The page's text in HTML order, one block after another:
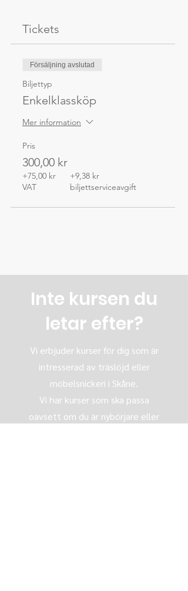
Tickets
Försäljning avslutad
Biljettyp
Enkelklassköp
Mer information
Pris
300,00 kr
+75,00 kr
VAT
+9,38 kr
biljettserviceavgift
Inte kursen du
letar efter?
Vi erbjuder kurser för dig som är
intresserad av träslöjd eller
möbelsnickeri i Skåne.
Vi har kurser som ska passa
oavsett om du är nybörjare eller